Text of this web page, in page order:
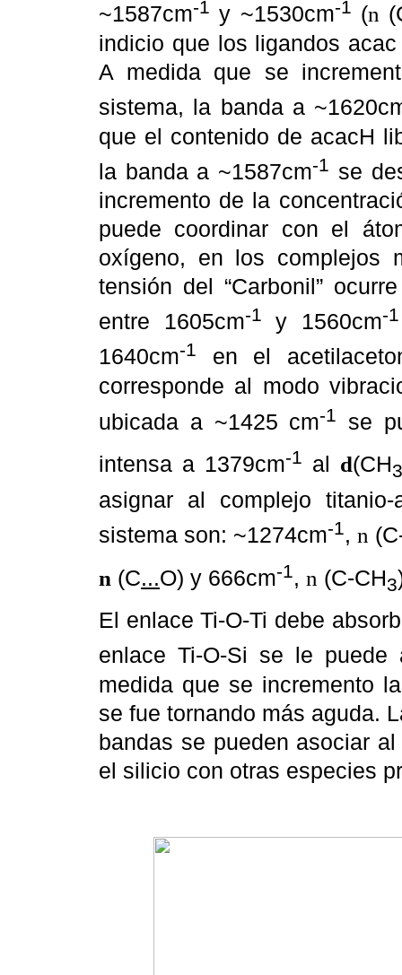
~1587cm-1 y ~1530cm-1 (n
indicio que los ligandos
A medida que se
sistema, la banda a
que el contenido de acacH
la banda a ~1587cm-1 se
incremento de la
puede coordinar con el
oxígeno, en los complejos
tensión del “Carbonil”
entre 1605cm-1 y 1560cm-1
1640cm-1
en el
corresponde al modo
ubicada a ~1425 cm-1
se
intensa a 1379cm-1 al d(CH
asignar al complejo
sistema son: ~1274cm-1, n
n (C...O) y 666cm-1, n (C-CH3
El enlace Ti-O-Ti debe
enlace Ti-O-Si se le
medida que se incremento
se fue tornando más aguda.
bandas se pueden asociar
el silicio con otras especies